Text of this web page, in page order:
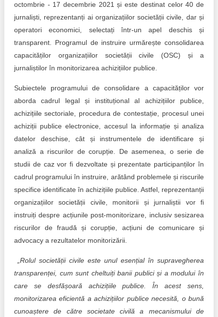
octombrie - 17 decembrie 2021 și este destinat celor 40 de
jurnaliști, reprezentanți ai organizațiilor societății civile, dar și
operatori economici, selectați într-un apel deschis și
transparent. Programul de instruire urmărește consolidarea
capacităților organizațiilor societății civile (OSC) și a
jurnaliștilor în monitorizarea achizițiilor publice.
Subiectele programului de consolidare a capacităților vor
aborda cadrul legal și instituțional al achizițiilor publice,
achizițiile sectoriale, procedura de contestație, procesul unei
achiziții publice electronice, accesul la informație și analiza
datelor deschise, cât și instrumentele de identificare și
analiză a riscurilor de corupție. De asemenea, o serie de
studii de caz vor fi dezvoltate și prezentate participanților în
cadrul programului în instruire, arătând problemele și riscurile
specifice identificate în achizițiile publice. Astfel, reprezentanții
organizațiilor societății civile, monitorii și jurnaliștii vor fi
instruiți despre acțiunile post-monitorizare, inclusiv sesizarea
riscurilor de fraudă și corupție, acțiuni de comunicare și
advocacy a rezultatelor monitorizării.
„Rolul societății civile este unul esențial în supravegherea
transparenței, cum sunt cheltuiți banii publici și a modului în
care se desfășoară achizițiile publice. În acest sens,
monitorizarea eficientă a achizițiilor publice necesită, o bună
cunoaștere de către societate civilă a mecanismului de